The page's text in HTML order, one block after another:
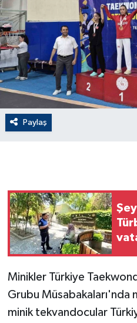
Paylaş
Minikler Türkiye
Grubu Müsabakaları'nda
minik tekvandocular
EĞİTİM
EKONOMİ
English News
Finans
GENEL
GÜNDEM
Güvenlik
HABERDE İNSAN